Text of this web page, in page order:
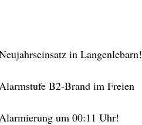
in Langenlebarn!
B2-Brand im Freien
um 00:11 Uhr!